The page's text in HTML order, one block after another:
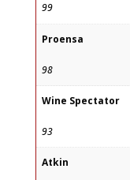
99
Proensa
98
Wine Spectator
93
Atkin